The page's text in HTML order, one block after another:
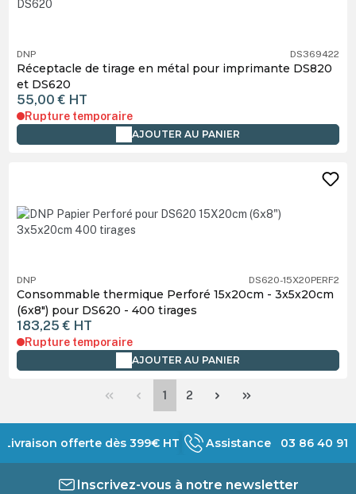
DNP DS369422
Réceptacle de tirage en métal pour imprimante DS820
et DS620
55,00 € HT
Rupture temporaire
AJOUTER AU PANIER
DNP DS620-15X20PERF2
Consommable thermique Perforé 15x20cm - 3x5x20cm
(6x8") pour DS620 - 400 tirages
183,25 € HT
Rupture temporaire
AJOUTER AU PANIER
Page
1 Page
2
Livraison offerte dès 399€ HT Assistance 03 86 40 91
Inscrivez-vous à notre newsletter